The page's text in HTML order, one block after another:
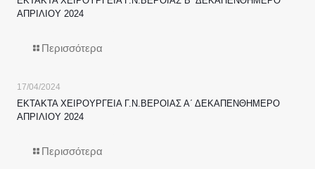
ΑΠΡΙΛΙΟΥ 2024
Περισσότερα
17/04/2024
ΕΚΤΑΚΤΑ ΧΕΙΡΟΥΡΓΕΙΑ Γ.Ν.ΒΕΡΟΙΑΣ Α΄ ΔΕΚΑΠΕΝΘΗΜΕΡΟ
ΑΠΡΙΛΙΟΥ 2024
Περισσότερα